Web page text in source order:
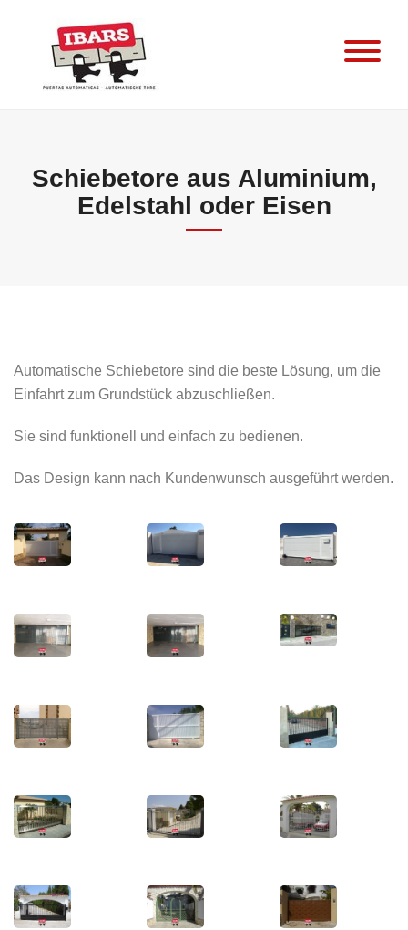
Schiebetore aus Aluminium,
Edelstahl oder Eisen
Automatische Schiebetore sind die beste Lösung, um die
Einfahrt zum Grundstück abzuschließen.
Sie sind funktionell und einfach zu bedienen.
Das Design kann nach Kundenwunsch ausgeführt werden.